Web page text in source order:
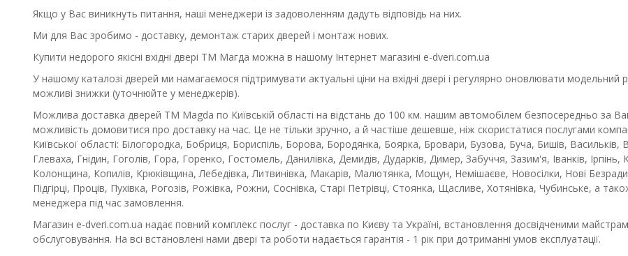
Якщо у Вас виникнуть питання, наші менеджери із задоволенням дадуть відповідь на них.
Ми для Вас зробимо - доставку, демонтаж старих дверей і монтаж нових.
Купити недорого якісні вхідні двері ТМ Магда можна в нашому Інтернет магазині e-dveri.com.ua
У нашому каталозі дверей ми намагаємося підтримувати актуальні ціни на вхідні двері і регулярно оновлювати модельний
можливі знижки (уточнюйте у менеджерів).
Можлива доставка дверей ТМ Magda по Київській області на відстань до 100 км. нашим автомобілем безпосередньо за
можливість домовитися про доставку на час. Це не тільки зручно, а й частіше дешевше, ніж скористатися послугами
Київської області: Білогородка, Бобриця, Бориспіль, Борова, Бородянка, Боярка, Бровари, Бузова, Буча, Бишів,
Глеваха, Гнідин, Гоголів, Гора, Горенко, Гостомель, Данилівка, Демидів, Дударків, Димер, Забуччя, Зазим'я, Іванків,
Колонщина, Копилів, Крюківщина, Лебедівка, Литвинівка, Макарів, Малютянка, Мощун, Немішаєве, Новосілки, Нові
Підгірці, Проців, Пухівка, Рогозів, Рожівка, Рожни, Соснівка, Старі Петрівці, Стоянка, Щасливе, Хотянівка, Чубинське, а
менеджера під час замовлення.
Магазин e-dveri.com.ua надає повний комплекс послуг - доставка по Києву та Україні, встановлення досвідченими
обслуговування. На всі встановлені нами двері та роботи надається гарантія - 1 рік при дотриманні умов експлуатації.